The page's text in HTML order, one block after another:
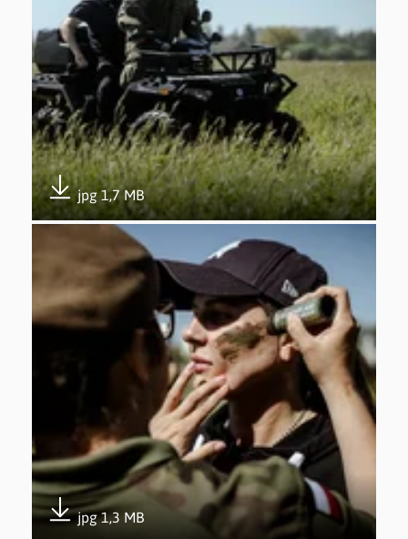
jpg 1,7 MB
Pobierz załącznik
Otwórz załącznik 5. edycja Trenuj z Wojskiem w Gdyni
jpg 1,3 MB